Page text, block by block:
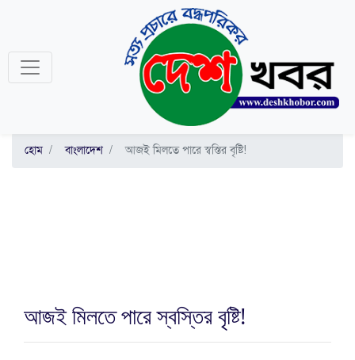
হোম বাংলাদেশ আজই মিলতে পারে স্বস্তির বৃষ্টি!
আজই মিলতে পারে স্বস্তির বৃষ্টি!